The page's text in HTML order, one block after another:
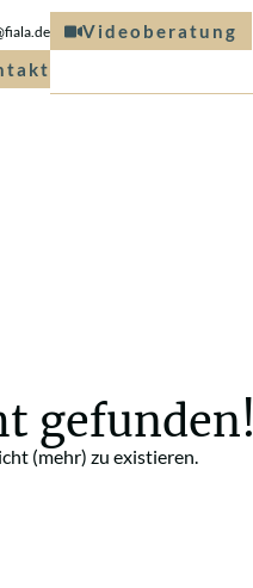
Videoberatung
gefunden!
(mehr) zu existieren.